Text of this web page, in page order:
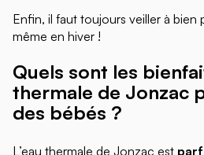
Enfin, il faut toujours veiller à bien
même en hiver !
Quels sont les
thermale de Jonzac
des bébés ?
L’eau thermale de Jonzac est